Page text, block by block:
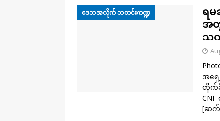
ဒေသအလိုက် သတင်းကဏ္ဍ
ရမ
အတွ
သ
အရှေ့
တိုက်ခို
[ဆက်